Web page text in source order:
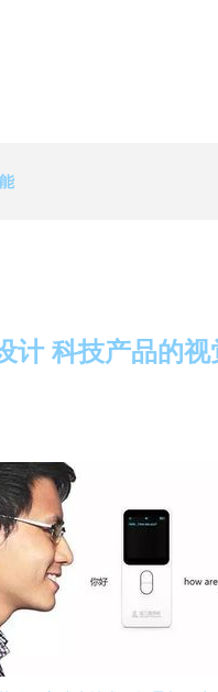
计 科技产品的